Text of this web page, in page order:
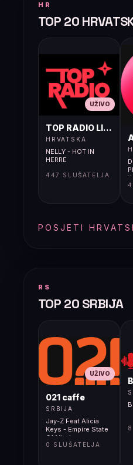
HR
TOP 20
UŽIVO
TOP RADIO LIVE
HRVATSKA
NELLY - HOT IN
HERRE
447 SLUŠATELJA
POSJETI
RS
TOP 20 SRBIJA
UŽIVO
021 caffe
SRBIJA
Jay-Z Feat Alicia
Keys - Empire State
Of Mind
0 SLUŠATELJA